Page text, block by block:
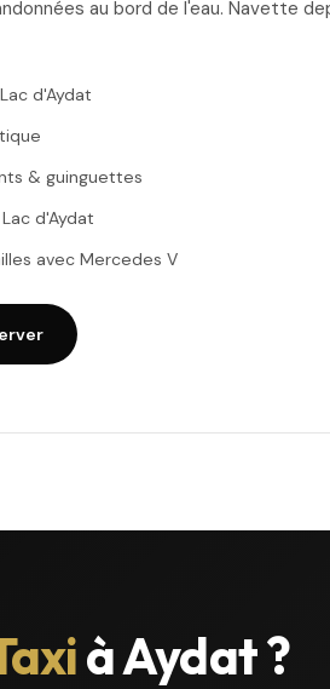
au bord de l'eau. Navette
d'Aydat
& guinguettes
d'Aydat
avec Mercedes V
à Aydat ?